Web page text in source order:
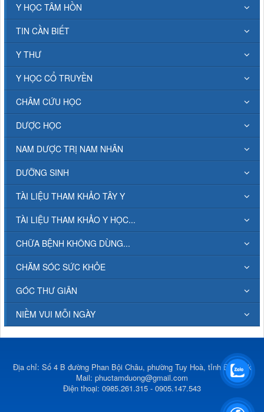
Y HỌC TÂM HỒN
TIN CẦN BIẾT
Y THƯ
Y HỌC CỔ TRUYỀN
CHÂM CỨU HỌC
DƯỢC HỌC
NAM DƯỢC TRỊ NAM NHÂN
DƯỠNG SINH
TÀI LIỆU THAM KHẢO TÂY Y
TÀI LIỆU THAM KHẢO Y HỌC...
CHỮA BỆNH KHÔNG DÙNG...
CHĂM SÓC SỨC KHỎE
GÓC THƯ GIÃN
NIỀM VUI MỖI NGÀY
Địa chỉ: Số 4 B đường Phan Bội Châu, phường Tuy Hoà, tỉnh Đắk Lắk
Mail: phuctamduong@gmail.com
Điện thoại: 0985.261.315 - 0905.147.543